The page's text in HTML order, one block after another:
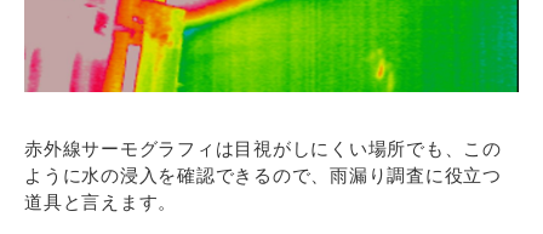
赤外線サーモグラフィは目視がしにくい場所でも、この
ように水の浸入を確認できるので、雨漏り調査に役立つ
道具と言えます。